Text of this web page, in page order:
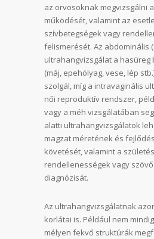
az orvosoknak megvizsgálni
működését, valamint az
szívbetegségek vagy
felismerését. Az abdominális
ultrahangvizsgálat a hasüreg
(máj, epehólyag, vese, lép
szolgál, míg a intravaginális
női reproduktív rendszer,
vagy a méh vizsgálatában
alatti ultrahangvizsgálatok
magzat méretének és
követését, valamint a
rendellenességek vagy
diagnózisát.
Az ultrahangvizsgálatnak
korlátai is. Például nem
mélyen fekvő struktúrák